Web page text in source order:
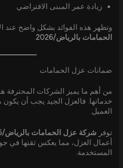
زيادة عمر المبنى الافتراضي
وتظهر هذه الفوائد بشكل واضح عند
الحمامات بالرياض/2026
.
ضمانات عزل الحمامات
من أهم ما يميز الشركات المحترفة
خدماتها. فالعزل الجيد يجب أن
العميل.
توفر شركة عزل الحمامات بالرياض/2026
أعمال العزل، مما يعكس ثقتها في
المستخدمة.